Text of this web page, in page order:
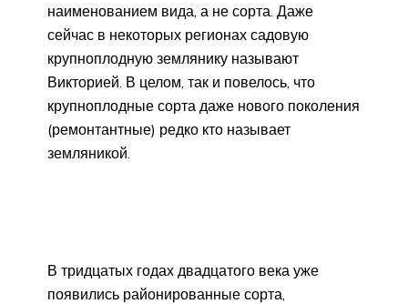
наименованием вида, а не сорта. Даже
сейчас в некоторых регионах садовую
крупноплодную землянику называют
Викторией. В целом, так и повелось, что
крупноплодные сорта даже нового поколения
(ремонтантные) редко кто называет
земляникой.
В тридцатых годах двадцатого века уже
появились районированные сорта,